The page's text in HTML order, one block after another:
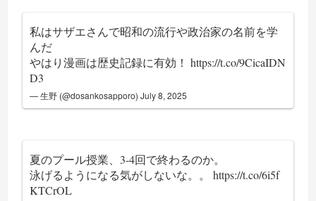
私はサザエさんで昭和の流行や政治家の名前を学
んだ
やはり漫画は歴史記録に有効！https://t.co/9CicaIDN
D3
— 生野 (@dosankosapporo)July 8, 2025
夏のプール授業、3-4回で終わるのか。
泳げるようになる気がしないな。。https://t.co/6i5f
KTCrOL